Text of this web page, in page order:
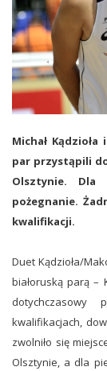
Michał
par przystąpili
Olsztynie.
pożegnanie.
kwalifikacji.
Duet Kądzioła/
białoruską parą –
dotychczasowy
kwalifikacjach,
zwolniło się
Olsztynie, a dla